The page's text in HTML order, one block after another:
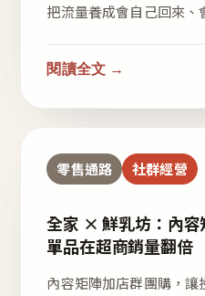
把流量養成會自己回來、
閱讀全文 →
零售通路 社群經營
全家 × 鮮乳坊：內容
單品在超商銷量翻倍
內容矩陣加店群團購，